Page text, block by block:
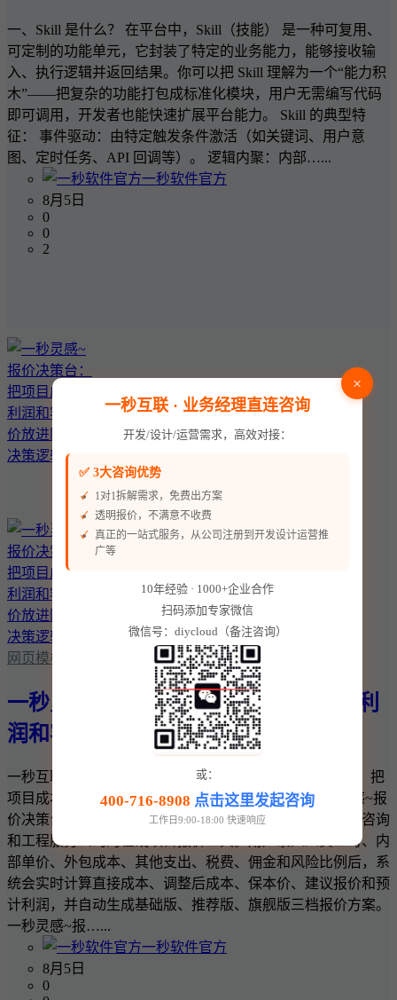
一、Skill 是什么？ 在平台中，Skill（技能） 是一种可复用、
可定制的功能单元，它封装了特定的业务能力，能够接收输
入、执行逻辑并返回结果。你可以把 Skill 理解为一个“能力积
木”——把复杂的功能打包成标准化模块，用户无需编写代码
即可调用，开发者也能快速扩展平台能力。 Skill 的典型特
征： 事件驱动：由特定触发条件激活（如关键词、用户意
图、定时任务、API 回调等）。 逻辑内聚：内部…...
一秒软件官方
8月5日
0
0
2
网页模板
一秒灵感~报价决策台：把项目成本、利
润和客户报价放进同一套决策逻辑
一秒互联 · 一秒灵感实用商业工具 一秒灵感~报价决策台：把
项目成本、利润和客户报价放进同一套决策逻辑 一秒灵感~报
价决策台是一款面向网站建设、软件开发、设计、广告、咨询
和工程服务公司的在线项目报价工具。用户录入人员工时、内
部单价、外包成本、其他支出、税费、佣金和风险比例后，系
统会实时计算直接成本、调整后成本、保本价、建议报价和预
计利润，并自动生成基础版、推荐版、旗舰版三档报价方案。
一秒灵感~报…...
一秒软件官方
8月5日
0
×
一秒互联 · 业务经理直连咨询
开发/设计/运营需求，高效对接：
✅ 3大咨询优势
1对1拆解需求，免费出方案
透明报价，不满意不收费
真正的一站式服务，从公司注册到开发设计运营推
广等
10年经验 · 1000+企业合作
扫码添加专家微信
微信号：diycloud（备注咨询）
或：
400-716-8908 点击这里发起咨询
工作日9:00-18:00 快速响应